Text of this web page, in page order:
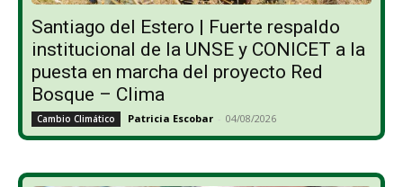
Santiago del Estero | Fuerte respaldo
institucional de la UNSE y CONICET a la
puesta en marcha del proyecto Red
Bosque – Clima
Cambio Climático Patricia Escobar - 04/08/2026